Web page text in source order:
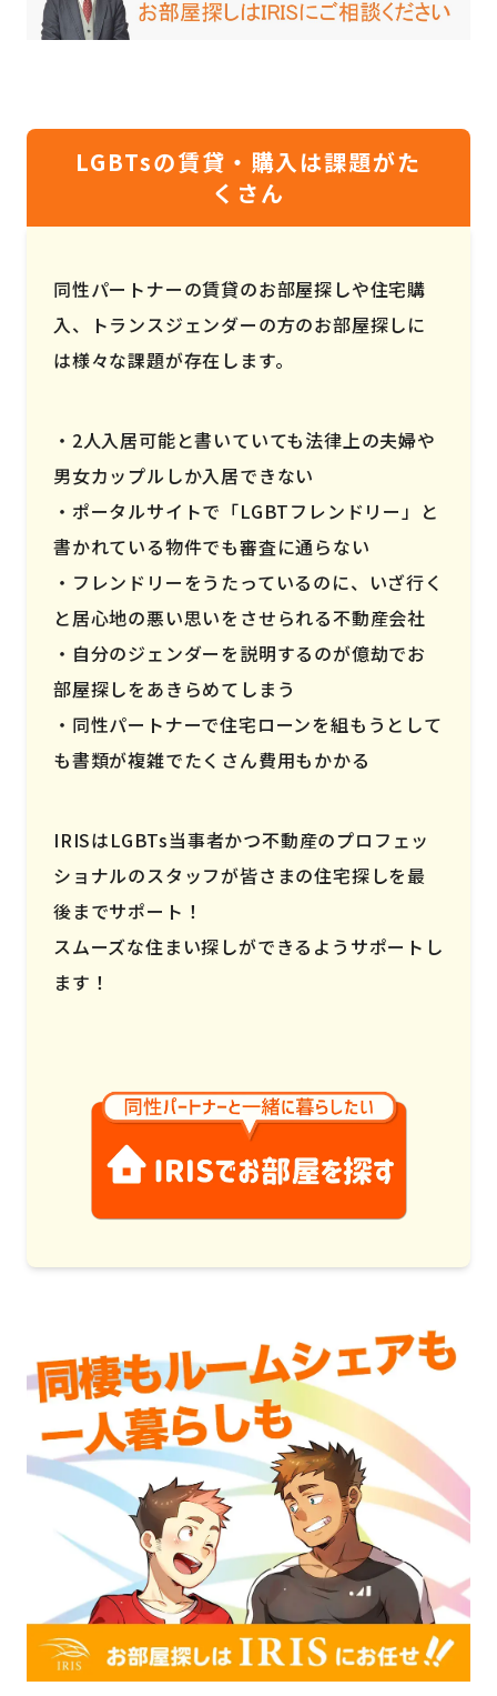
LGBTsの賃貸・購入は課題がた
くさん
同性パートナーの賃貸のお部屋探しや住宅購
入、トランスジェンダーの方のお部屋探しに
は様々な課題が存在します。
2人入居可能と書いていても法律上の夫婦や
男女カップルしか入居できない
ポータルサイトで「LGBTフレンドリー」と
書かれている物件でも審査に通らない
フレンドリーをうたっているのに、いざ行く
と居心地の悪い思いをさせられる不動産会社
自分のジェンダーを説明するのが億劫でお
部屋探しをあきらめてしまう
同性パートナーで住宅ローンを組もうとして
も書類が複雑でたくさん費用もかかる
IRISはLGBTs当事者かつ不動産のプロフェッ
ショナルのスタッフが皆さまの住宅探しを最
後までサポート！
スムーズな住まい探しができるようサポートし
ます！